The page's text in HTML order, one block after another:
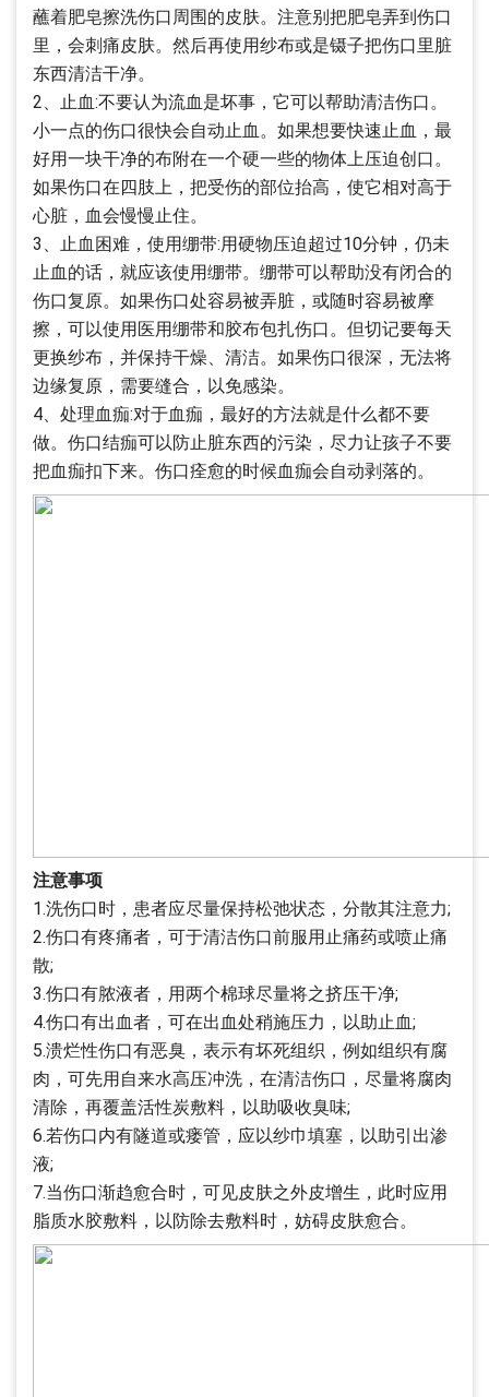
蘸着肥皂擦洗伤口周围的皮肤。注意别把肥皂弄到伤口
里，会刺痛皮肤。然后再使用纱布或是镊子把伤口里脏
东西清洁干净。
2、止血:不要认为流血是坏事，它可以帮助清洁伤口。
小一点的伤口很快会自动止血。如果想要快速止血，最
好用一块干净的布附在一个硬一些的物体上压迫创口。
如果伤口在四肢上，把受伤的部位抬高，使它相对高于
心脏，血会慢慢止住。
3、止血困难，使用绷带:用硬物压迫超过10分钟，仍未
止血的话，就应该使用绷带。绷带可以帮助没有闭合的
伤口复原。如果伤口处容易被弄脏，或随时容易被摩
擦，可以使用医用绷带和胶布包扎伤口。但切记要每天
更换纱布，并保持干燥、清洁。如果伤口很深，无法将
边缘复原，需要缝合，以免感染。
4、处理血痂:对于血痂，最好的方法就是什么都不要
做。伤口结痂可以防止脏东西的污染，尽力让孩子不要
把血痂扣下来。伤口痊愈的时候血痂会自动剥落的。
注意事项
1.洗伤口时，患者应尽量保持松弛状态，分散其注意力;
2.伤口有疼痛者，可于清洁伤口前服用止痛药或喷止痛
散;
3.伤口有脓液者，用两个棉球尽量将之挤压干净;
4.伤口有出血者，可在出血处稍施压力，以助止血;
5.溃烂性伤口有恶臭，表示有坏死组织，例如组织有腐
肉，可先用自来水高压冲洗，在清洁伤口，尽量将腐肉
清除，再覆盖活性炭敷料，以助吸收臭味;
6.若伤口内有隧道或瘘管，应以纱巾填塞，以助引出渗
液;
7.当伤口渐趋愈合时，可见皮肤之外皮增生，此时应用
脂质水胶敷料，以防除去敷料时，妨碍皮肤愈合。